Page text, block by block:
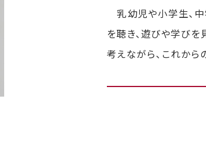
乳幼児や小学生、中
を聴き、遊びや学びを
考えながら、これから